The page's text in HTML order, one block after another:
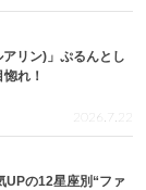
リン)」ぷるんとし
れ！
2026.7.22
UPの12星座別“ファ